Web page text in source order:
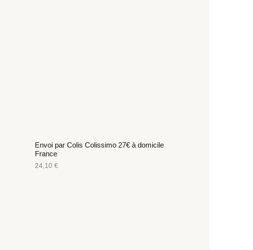
Envoi par Colis Colissimo 27€ à domicile
France
24,10 €